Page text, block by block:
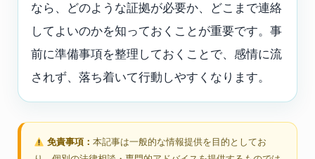
なら、どのような証拠が必要か、どこまで連絡
してよいのかを知っておくことが重要です。事
前に準備事項を整理しておくことで、感情に流
されず、落ち着いて行動しやすくなります。
免責事項： 本記事は一般的な情報提供を目的としてお